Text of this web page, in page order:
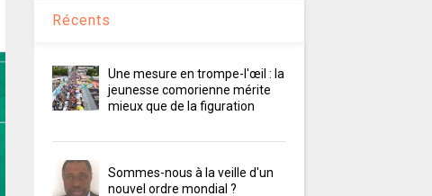
Récents
Une mesure en trompe-l'œil : la
jeunesse comorienne mérite
mieux que de la figuration
Sommes-nous à la veille d'un
nouvel ordre mondial ?